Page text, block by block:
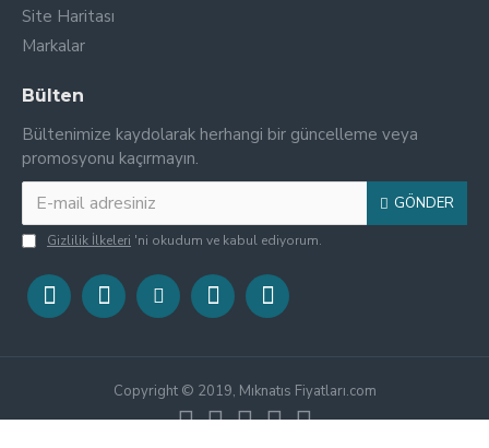
Site Haritası
Markalar
Bülten
Bültenimize kaydolarak herhangi bir güncelleme veya
promosyonu kaçırmayın.
GÖNDER
Gizlilik İlkeleri 'ni okudum ve kabul ediyorum.
Copyright © 2019, Mıknatıs Fiyatları.com